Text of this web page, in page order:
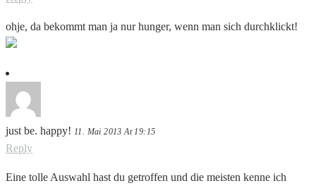
ohje, da bekommt man ja nur hunger, wenn man sich durchklickt!
just be. happy! 11. Mai 2013 At 19:15
Reply
Eine tolle Auswahl hast du getroffen und die meisten kenne ich